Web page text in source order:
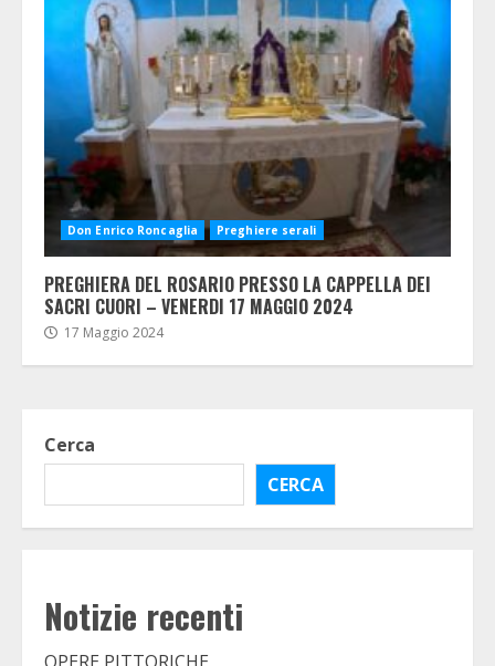
Don Enrico Roncaglia Preghiere serali
PREGHIERA DEL ROSARIO PRESSO LA CAPPELLA DEI
SACRI CUORI – VENERDI 17 MAGGIO 2024
17 Maggio 2024
Cerca
CERCA
Notizie recenti